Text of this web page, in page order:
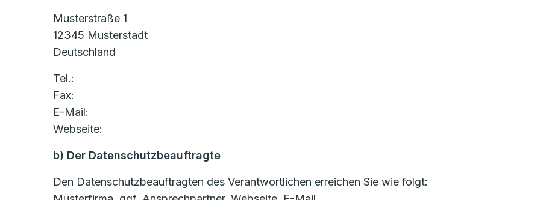
Musterstraße 1
12345 Musterstadt
Deutschland
Tel.:
Fax:
E-Mail:
Webseite:
b) Der Datenschutzbeauftragte
Den Datenschutzbeauftragten des Verantwortlichen erreichen Sie wie folgt: